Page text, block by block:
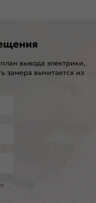
вывода электрики,
замера вычитается из